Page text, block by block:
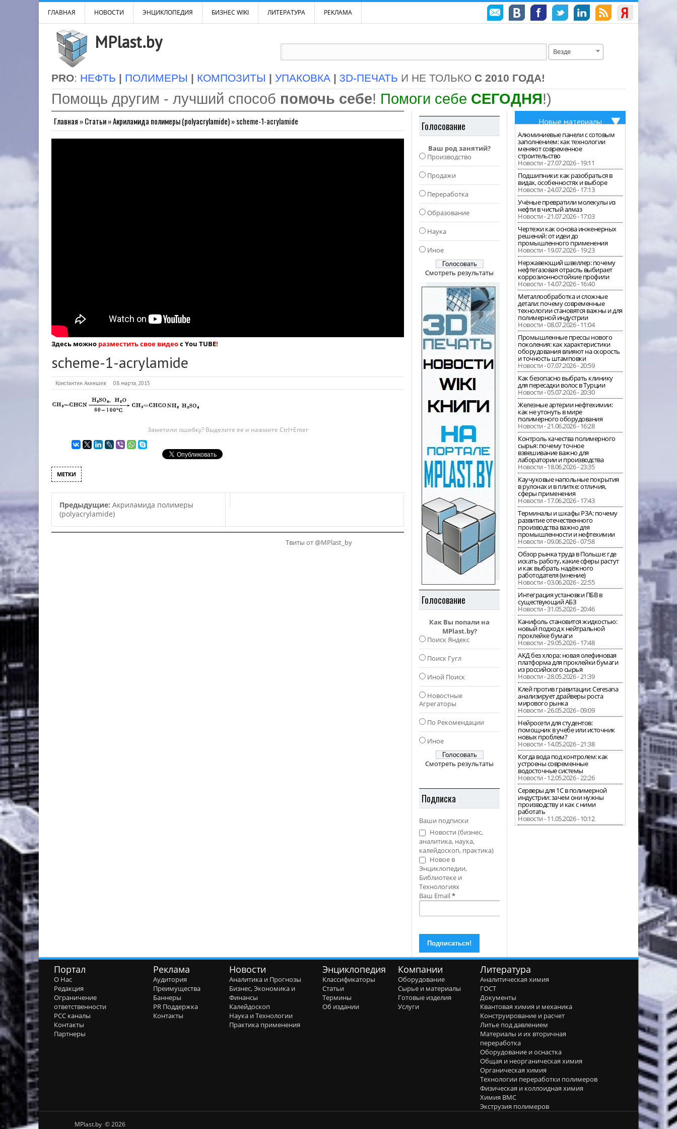
ГЛАВНАЯ НОВОСТИ ЭНЦИКЛОПЕДИЯ БИЗНЕС WIKI ЛИТЕРАТУРА РЕКЛАМА
MPlast.by Везде
PRO: НЕФТЬ | ПОЛИМЕРЫ | КОМПОЗИТЫ | УПАКОВКА | 3D-ПЕЧАТЬ И НЕ ТОЛЬКО С 2010 ГОДА!
Помощь другим - лучший способ помочь себе! Помоги себе СЕГОДНЯ!)
Главная »Статьи»Акриламида полимеры (polyacrylamide)»scheme-1-acrylamide
Здесь можно разместить свое видеос You TUBE!
scheme-1-acrylamide
Константин Акиншев 08 марта, 2015
Заметили ошибку? Выделите ее и нажмите Ctrl+Enter
МЕТКИ
Предыдущие: Акриламида полимеры
(polyacrylamide)
Твиты от @MPlast_by
Голосование
Ваш род занятий?
Производство
Продажи
Переработка
Образование
Наука
Иное
Смотреть результаты
Голосование
Как Вы попали на
MPlast.by?
Поиск Яндекс
Поиск Гугл
Иной Поиск
Новостные
Агрегаторы
По Рекомендации
Иное
Смотреть результаты
Подписка
Ваши подписки
Новости (бизнес,
аналитика, наука,
калейдоскоп, практика)
Новое в
Энциклопедии,
Библиотеке и
Технологиях
Ваш Email*
Новые материалы
Алюминиевые панели с сотовым
заполнением: как технологии
меняют современное
строительство
Новости - 27.07.2026 - 19:11
Подшипники: как разобраться в
видах, особенностях и выборе
Новости - 24.07.2026 - 17:13
Учёные превратили молекулы из
нефти в чистый алмаз
Новости - 21.07.2026 - 17:03
Чертежи как основа инженерных
решений: от идеи до
промышленного применения
Новости - 19.07.2026 - 19:23
Нержавеющий швеллер: почему
нефтегазовая отрасль выбирает
коррозионностойкие профили
Новости - 14.07.2026 - 16:40
Металлообработка и сложные
детали: почему современные
технологии становятся важны и для
полимерной индустрии
Новости - 08.07.2026 - 11:04
Промышленные прессы нового
поколения: как характеристики
оборудования влияют на скорость
и точность штамповки
Новости - 07.07.2026 - 20:59
Как безопасно выбрать клинику
для пересадки волос в Турции
Новости - 05.07.2026 - 20:30
Железные артерии нефтехимии:
как не утонуть в мире
полимерного оборудования
Новости - 21.06.2026 - 16:28
Контроль качества полимерного
сырья: почему точное
взвешивание важно для
лаборатории и производства
Новости - 18.06.2026 - 23:35
Каучуковые напольные покрытия
в рулонах и в плитке: отличия,
сферы применения
Новости - 17.06.2026 - 17:43
Терминалы и шкафы РЗА: почему
развитие отечественного
производства важно для
промышленности и нефтехимии
Новости - 09.06.2026 - 07:58
Обзор рынка труда в Польше: где
искать работу, какие сферы растут
и как выбрать надёжного
работодателя (мнение)
Новости - 03.06.2026 - 22:55
Интеграция установки ПБВ в
существующий АБЗ
Новости - 31.05.2026 - 20:46
Канифоль становится жидкостью:
новый подход к нейтральной
проклейке бумаги
Новости - 29.05.2026 - 17:48
АКД без хлора: новая олефиновая
платформа для проклейки бумаги
из российского сырья
Новости - 28.05.2026 - 21:39
Клей против гравитации: Ceresana
анализирует драйверы роста
мирового рынка
Новости - 26.05.2026 - 09:09
Нейросети для студентов:
помощник в учебе или источник
новых проблем?
Новости - 14.05.2026 - 21:38
Когда вода под контролем: как
устроены современные
водосточные системы
Новости - 12.05.2026 - 22:26
Серверы для 1С в полимерной
индустрии: зачем они нужны
производству и как с ними
работать
Новости - 11.05.2026 - 10:12
Портал
О Нас
Редакция
Ограничение
ответственности
РСС каналы
Контакты
Партнеры
Реклама
Аудитория
Преимущества
Баннеры
PR Поддержка
Контакты
Новости
Аналитика и Прогнозы
Бизнес, Экономика и
Финансы
Калейдоскоп
Наука и Технологии
Практика применения
Энциклопедия
Классификаторы
Статьи
Термины
Об издании
Компании
Оборудование
Сырье и материалы
Готовые изделия
Услуги
Литература
Аналитическая химия
ГОСТ
Документы
Квантовая химия и механика
Конструирование и расчет
Литье под давлением
Материалы и их вторичная
переработка
Оборудование и оснастка
Общая и неорганическая химия
Органическая химия
Технологии переработки полимеров
Физическая и коллоидная химия
Химия ВМС
Экструзия полимеров
MPlast.by © 2026